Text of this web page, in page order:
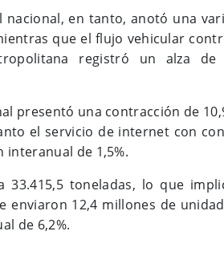
en tanto, anotó una
que el flujo vehicular
registró un alza de
presentó una contracción de
el servicio de internet con
interanual de 1,5%.
33.415,5 toneladas, lo que
enviaron 12,4 millones de
de 6,2%.